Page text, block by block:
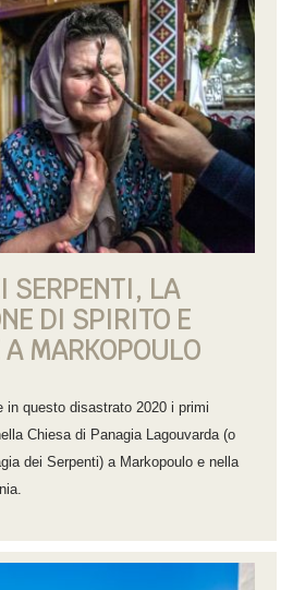
SERPENTI, LA
DI SPIRITO E
MARKOPOULO
in questo disastrato 2020 i primi
Chiesa di Panagia Lagouvarda (o
dei Serpenti) a Markopoulo e nella